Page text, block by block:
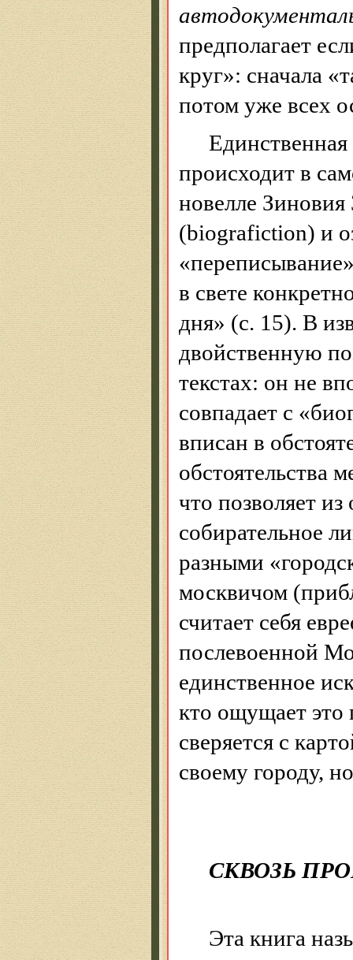
предполагает
круг»: сначала
потом уже всех
происходит в
новелле Зиновия
(biografiction) и
в свете
дня» (с. 15). В
двойственную
текстах: он не
совпадает с
вписан в
обстоятельства
что позволяет
собирательное
разными
москвичом
считает себя
послевоенной
единственное
кто ощущает это
сверяется с
своему городу,
СКВОЗЬ
Эта книга